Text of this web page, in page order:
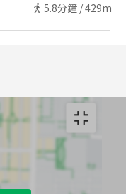
5.8分鐘 /429m